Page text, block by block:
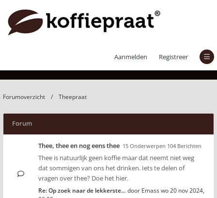
Aanmelden Registreer
Forumoverzicht Theepraat
Forum
Thee, thee en nog eens thee 15 Onderwerpen 104 Berichten
Thee is natuurlijk geen koffie maar dat neemt niet weg
dat sommigen van ons het drinken. Iets te delen of
vragen over thee? Doe het hier.
Re: Op zoek naar de lekkerste… door Emasswo 20 nov 2024,